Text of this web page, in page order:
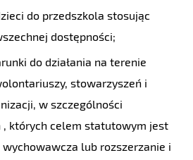
do przedszkola stosując
dostępności;
do działania na terenie
stowarzyszeń i
w szczególności
, których celem statutowym jest
wychowawcza lub rozszerzanie i